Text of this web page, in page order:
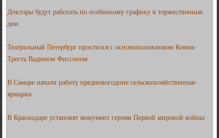
Докторы будут работать по особенному графику в торжественные
дни
Театральный Петербург простился с основоположником Комик-
Треста Вадимом Фиссоном
В Самаре начали работу предновогодние сельскохозяйственные
ярмарки
В Краснодаре установят монумент героям Первой мировой войны